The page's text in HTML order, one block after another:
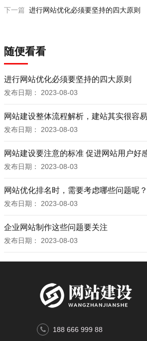
下一篇 进行网站优化必须要坚持的四大原则
随便看看
进行网站优化必须要坚持的四大原则
发布日期： 2023-08-03
网站建设整体流程解析，建站其实很容易
发布日期： 2023-08-03
网站建设要注意的标准 促进网站用户好
发布日期： 2023-08-03
网站优化排名时，需要考虑哪些问题呢？
发布日期： 2023-08-03
企业网站制作这些问题要关注
发布日期： 2023-08-03
188 666 999 88